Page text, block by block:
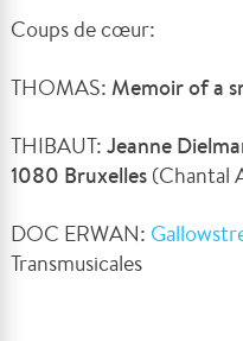
Coups de cœur:
THOMAS: Memoir of a
THIBAUT:Jeanne
1080 Bruxelles (Chantal
DOC ERWAN:
Transmusicales